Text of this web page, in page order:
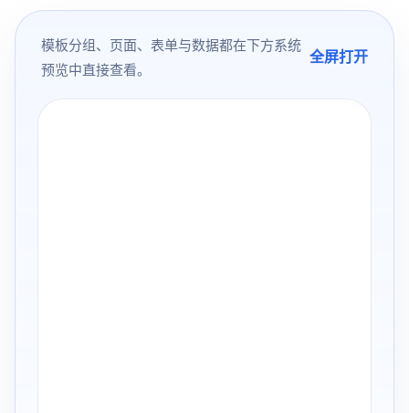
模板分组、页面、表单与数据都在下方系统
预览中直接查看。
全屏打开